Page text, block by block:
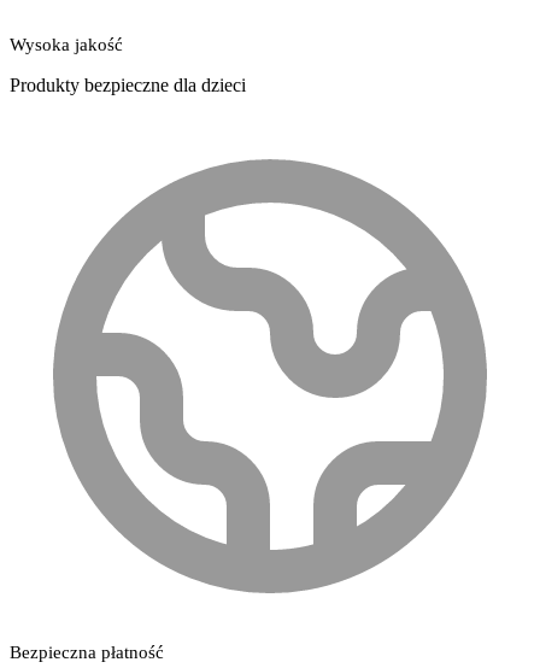
Wysoka jakość
Produkty bezpieczne dla dzieci
Bezpieczna płatność